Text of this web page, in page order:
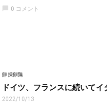
chat_bubble 0 コメント
卵 採卵鶏
ドイツ、フランスに続いて
2022/10/13